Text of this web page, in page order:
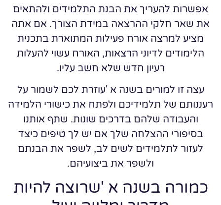
אפשרות להעריך את הבנת התלמידים ולהתאים
את שאר חלקי ההרצאה במידת הצורך. אם אתה
מציע למרצה אורח פעילות המתוארת בתכנית
הלימודים לדיוני הרצאות, האורח עשוי להעלות
רעיון חדש שלא חשב עליו.
עצה זו למורים בשנה א 'עוזרת לכם לשמור על
רעננותם של תלמידיכם ולפתח את כישורי הלמידה
והעבודה שלהם בדרכים שונות. שתף אותנו
בסיפורי ההצלחה שלך אם יש לך טיפים כיצד
לעזור לתלמידים לשים לב, לשפר את הבנתם
ולשפר את ביצועיהם.
כמורה בשנה א 'שרוצה להיות